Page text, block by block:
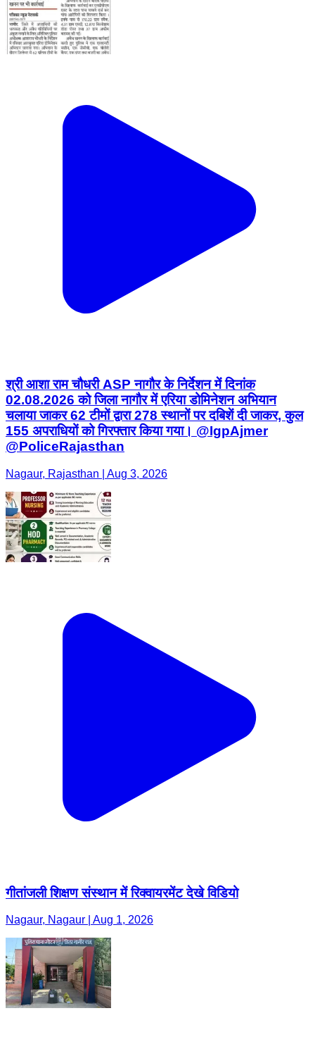
श्री आशा राम चौधरी ASP नागौर के निर्देशन में दिनांक
02.08.2026 को जिला नागौर में एरिया डोमिनेशन अभियान
चलाया जाकर 62 टीमों द्वारा 278 स्थानों पर दबिशें दी जाकर, कुल
155 अपराधियों को गिरफ्तार किया गया। @IgpAjmer
@PoliceRajasthan
Nagaur, Rajasthan | Aug 3, 2026
गीतांजली शिक्षण संस्थान में रिक्वायरमेंट देखे विडियो
Nagaur, Nagaur | Aug 1, 2026